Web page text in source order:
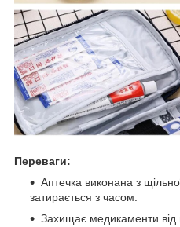
Переваги:
Аптечка виконана з
затирається з часом.
Захищає медикаменти від